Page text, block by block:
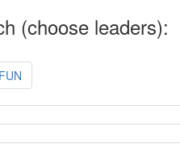
(choose leaders):
FUN